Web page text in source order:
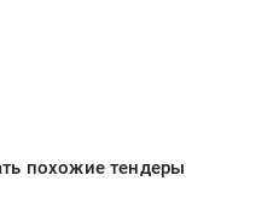
похожие тендеры